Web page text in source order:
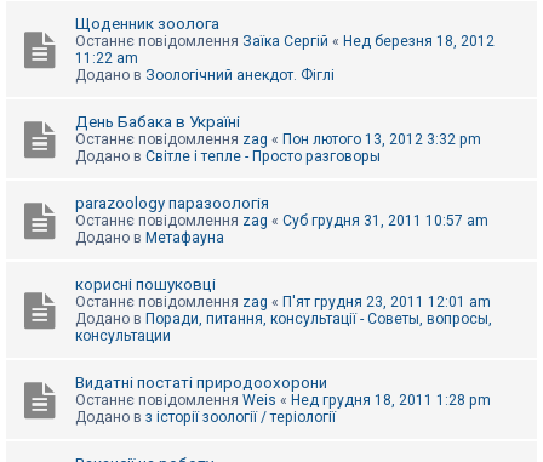
Щоденник зоолога
Останнє повідомлення Заїка Сергій « Нед березня 18, 2012
11:22 am
Додано в Зоологічний анекдот. Фіглі
День Бабака в Україні
Останнє повідомлення zag « Пон лютого 13, 2012 3:32 pm
Додано в Світле і тепле - Просто разговоры
parazoology паразоологія
Останнє повідомлення zag « Суб грудня 31, 2011 10:57 am
Додано в Метафауна
корисні пошуковці
Останнє повідомлення zag « П'ят грудня 23, 2011 12:01 am
Додано в Поради, питання, консультації - Советы, вопросы,
консультации
Видатні постаті природоохорони
Останнє повідомлення Weis « Нед грудня 18, 2011 1:28 pm
Додано в з історії зоології / теріології